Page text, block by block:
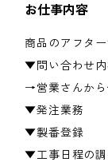
お仕事内容
商品のアフタ
▼問い合わせ内
→営業さんから
▼発注業務
▼製番登録
▼工事日程の